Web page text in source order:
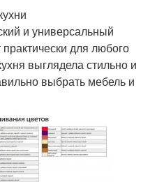
и универсальный
для любого
выглядела стильно и
выбрать мебель и